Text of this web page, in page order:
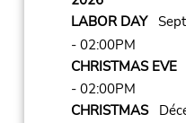
LABOR DAY
- 02:00PM
CHRISTMAS EVE
- 02:00PM
CHRISTMAS